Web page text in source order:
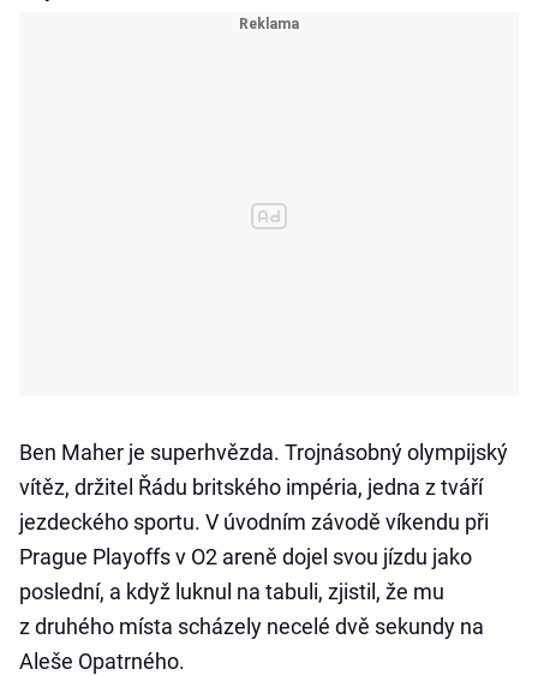
Ben Maher je superhvězda. Trojnásobný olympijský
vítěz, držitel Řádu britského impéria, jedna z tváří
jezdeckého sportu. V úvodním závodě víkendu při
Prague Playoffs v O2 areně dojel svou jízdu jako
poslední, a když luknul na tabuli, zjistil, že mu
z druhého místa scházely necelé dvě sekundy na
Aleše Opatrného.